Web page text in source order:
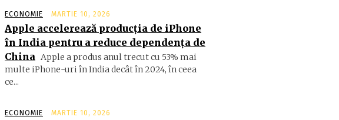
ECONOMIE MARTIE 10, 2026
Apple accelerează producția de iPhone
în India pentru a reduce dependența de
China Apple a produs anul trecut cu 53% mai
multe iPhone-uri în India decât în 2024, în ceea
ce...
ECONOMIE MARTIE 10, 2026